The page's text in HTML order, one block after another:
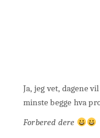
Ja, jeg vet, dagene
minste begge hva
Forbered dere